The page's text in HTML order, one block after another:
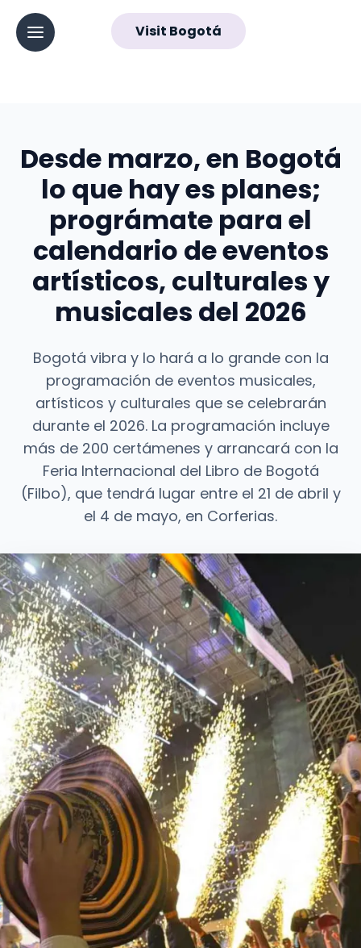
Abrir menú principal
Navegación
Visit Bogotá
Desde marzo, en Bogotá
lo que hay es planes;
prográmate para el
calendario de eventos
artísticos, culturales y
musicales del 2026
Bogotá vibra y lo hará a lo grande con la
programación de eventos musicales,
artísticos y culturales que se celebrarán
durante el 2026. La programación incluye
más de 200 certámenes y arrancará con la
Feria Internacional del Libro de Bogotá
(Filbo), que tendrá lugar entre el 21 de abril y
el 4 de mayo, en Corferias.